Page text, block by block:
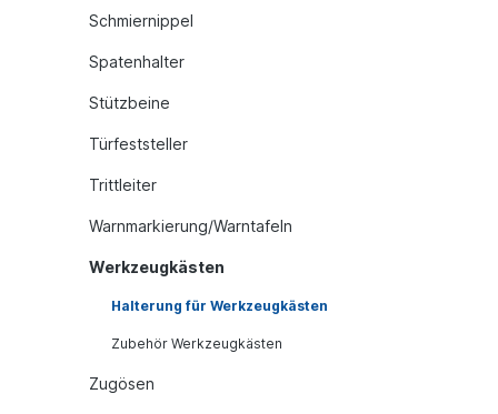
Schmiernippel
Spatenhalter
Stützbeine
Türfeststeller
Trittleiter
Warnmarkierung/Warntafeln
Werkzeugkästen
Halterung für Werkzeugkästen
Zubehör Werkzeugkästen
Zugösen